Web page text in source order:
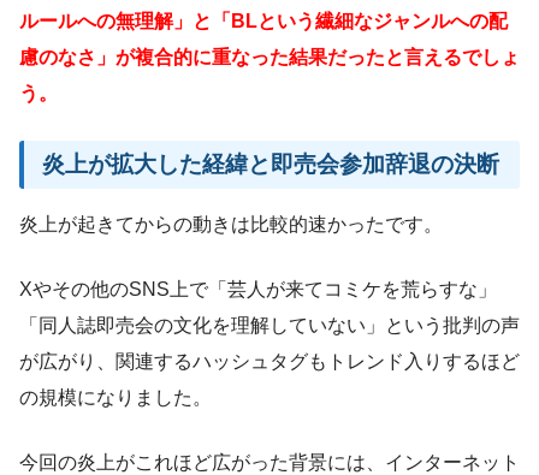
ルールへの無理解」と「BLという繊細なジャンルへの配
慮のなさ」が複合的に重なった結果だったと言えるでしょ
う。
炎上が拡大した経緯と即売会参加辞退の決断
炎上が起きてからの動きは比較的速かったです。
Xやその他のSNS上で「芸人が来てコミケを荒らすな」
「同人誌即売会の文化を理解していない」という批判の声
が広がり、関連するハッシュタグもトレンド入りするほど
の規模になりました。
今回の炎上がこれほど広がった背景には、インターネット